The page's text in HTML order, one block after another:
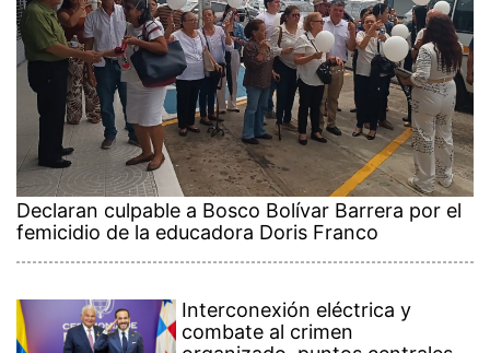
Declaran culpable a Bosco Bolívar Barrera por el
femicidio de la educadora Doris Franco
Interconexión eléctrica y
combate al crimen